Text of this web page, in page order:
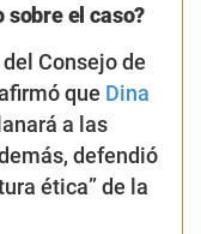
el caso?
Consejo de
que Dina
a las
defendió
ética”de la